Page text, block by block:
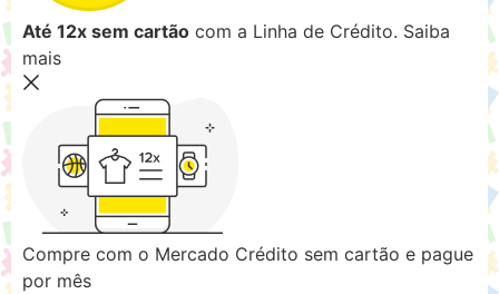
Até 12x sem cartão com a Linha de Crédito. Saiba
mais
Compre com o Mercado Crédito sem cartão e pague
por mês